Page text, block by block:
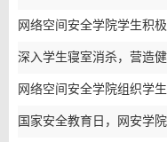
国家安全教育日，网安学